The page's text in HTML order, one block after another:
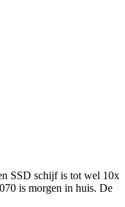
SSD schijf is tot wel 10x
is morgen in huis. De